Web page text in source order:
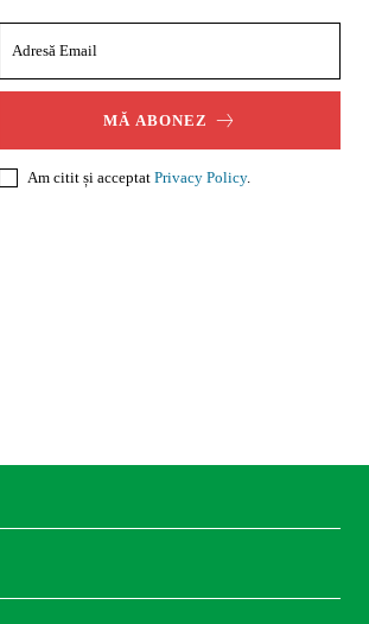
MĂ ABONEZ
Am citit și acceptat Privacy Policy.